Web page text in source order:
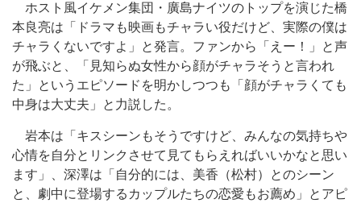
ホスト風イケメン集団・廣島ナイツのトップを演じた橋
本良亮は「ドラマも映画もチャラい役だけど、実際の僕は
チャラくないですよ」と発言。ファンから「えー！」と声
が飛ぶと、「見知らぬ女性から顔がチャラそうと言われ
た」というエピソードを明かしつつも「顔がチャラくても
中身は大丈夫」と力説した。
岩本は「キスシーンもそうですけど、みんなの気持ちや
心情を自分とリンクさせて見てもらえればいいかなと思い
ます」、深澤は「自分的には、美香（松村）とのシーン
と、劇中に登場するカップルたちの恋愛もお薦め」とアピ